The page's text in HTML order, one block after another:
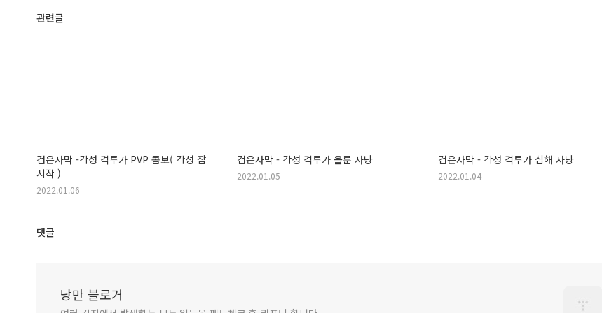
관련글
검은사막 -각성 격투가 PVP 콤보( 각성 잡
시작 )
2022.01.06
검은사막 - 각성 격투가 올룬 사냥
2022.01.05
검은사막 - 각성 격투가 심해 사냥
2022.01.04
댓글
낭만 블로거